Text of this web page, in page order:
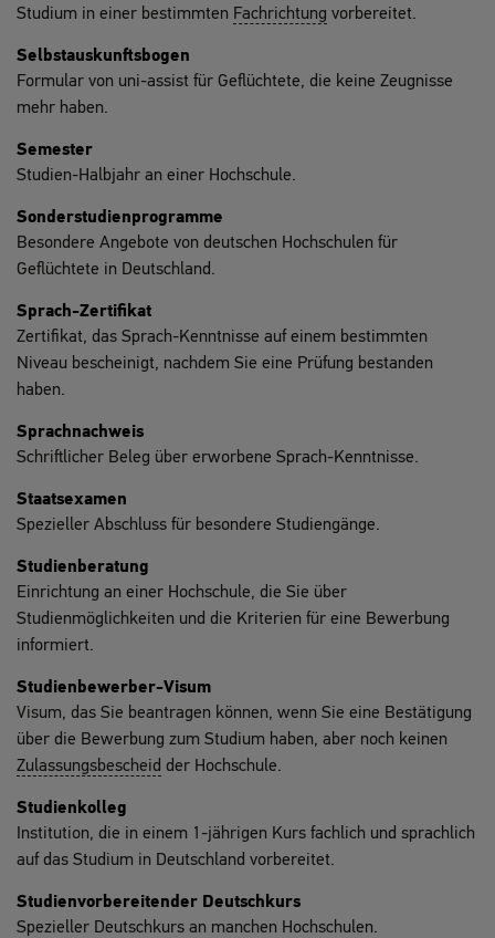
Studium in einer bestimmten Fachrichtung vorbereitet.
Selbstauskunftsbogen
Formular von uni-assist für Geflüchtete, die keine Zeugnisse
mehr haben.
Semester
Studien-Halbjahr an einer Hochschule.
Sonderstudienprogramme
Besondere Angebote von deutschen Hochschulen für
Geflüchtete in Deutschland.
Sprach-Zertifikat
Zertifikat, das Sprach-Kenntnisse auf einem bestimmten
Niveau bescheinigt, nachdem Sie eine Prüfung bestanden
haben.
Sprachnachweis
Schriftlicher Beleg über erworbene Sprach-Kenntnisse.
Staatsexamen
Spezieller Abschluss für besondere Studiengänge.
Studienberatung
Einrichtung an einer Hochschule, die Sie über
Studienmöglichkeiten und die Kriterien für eine Bewerbung
informiert.
Studienbewerber-Visum
Visum, das Sie beantragen können, wenn Sie eine Bestätigung
über die Bewerbung zum Studium haben, aber noch keinen
Zulassungsbescheid der Hochschule.
Studienkolleg
Institution, die in einem 1-jährigen Kurs fachlich und sprachlich
auf das Studium in Deutschland vorbereitet.
Studienvorbereitender Deutschkurs
Spezieller Deutschkurs an manchen Hochschulen.